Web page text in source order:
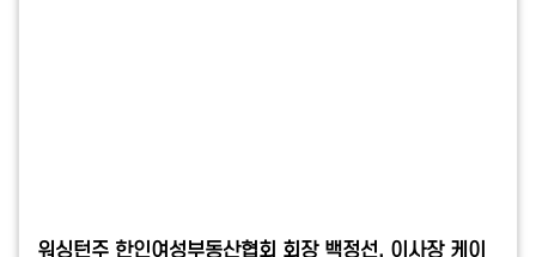
워싱턴주 한인여성부동산협회 회장 백정선, 이사장 케이